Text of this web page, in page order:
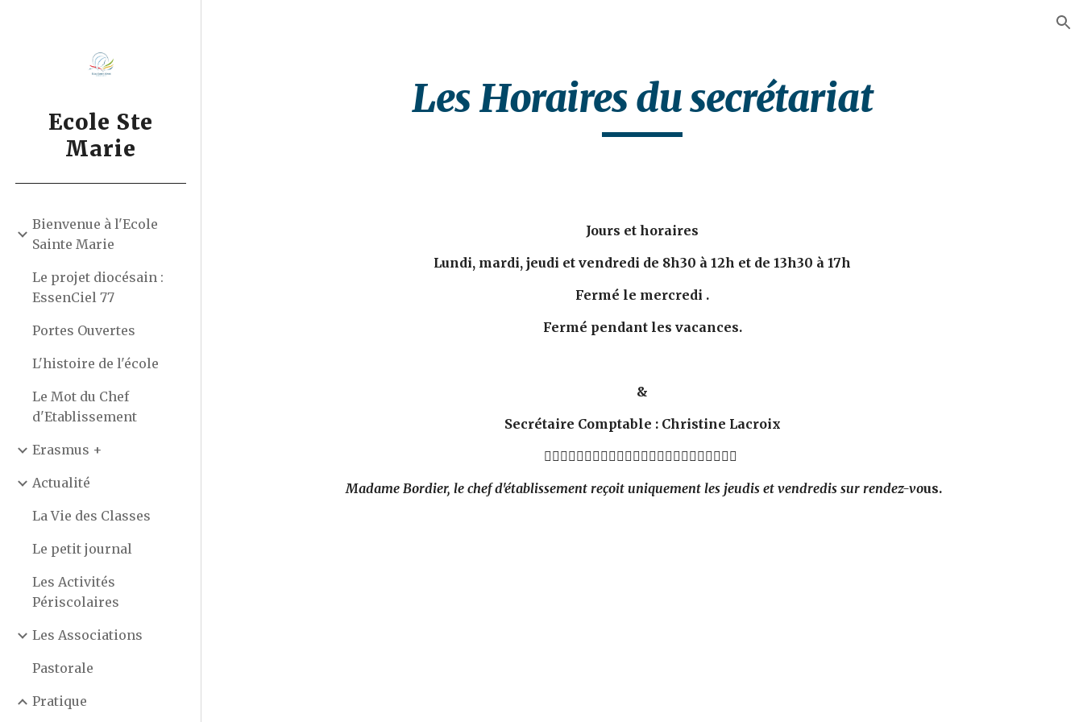
Ecole Ste
Marie
Bienvenue à l'Ecole
Sainte Marie
Le projet diocésain :
EssenCiel 77
Portes Ouvertes
L'histoire de l'école
Le Mot du Chef
d'Etablissement
Erasmus +
Actualité
La Vie des Classes
Le petit journal
Les Activités
Périscolaires
Les Associations
Pastorale
Pratique
Les Horaires du secrétariat
Jours et horaires
Lundi, mardi, jeudi et vendredi de 8h30 à 12h et de 13h30 à 17h
Fermé le mercredi .
Fermé pendant les vacances.
&
Secrétaire Comptable : Christine Lacroix

Madame Bordier, le chef d'établissement reçoit uniquement les jeudis et vendredis sur rendez-vous.